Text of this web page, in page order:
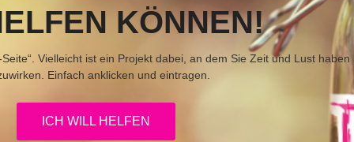
KÖNNEN!
Vielleicht ist ein Projekt dabei, an dem Sie Zeit und Lust haben
Einfach anklicken und eintragen.
ICH WILL HELFEN